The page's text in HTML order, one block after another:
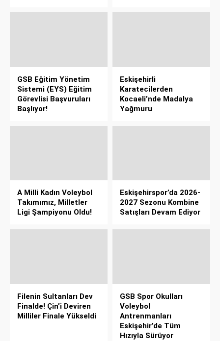
GSB Eğitim Yönetim
Sistemi (EYS) Eğitim
Görevlisi Başvuruları
Başlıyor!
Eskişehirli
Karatecilerden
Kocaeli’nde Madalya
Yağmuru
A Milli Kadın Voleybol
Takımımız, Milletler
Ligi Şampiyonu Oldu!
Eskişehirspor’da 2026-
2027 Sezonu Kombine
Satışları Devam Ediyor
Filenin Sultanları Dev
Finalde! Çin’i Deviren
Milliler Finale Yükseldi
GSB Spor Okulları
Voleybol
Antrenmanları
Eskişehir’de Tüm
Hızıyla Sürüyor